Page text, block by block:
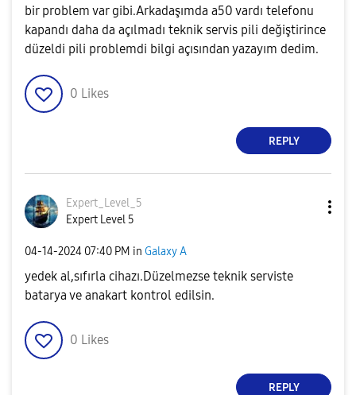
bir problem var gibi.Arkadaşımda a50 vardı telefonu
kapandı daha da açılmadı teknik servis pili değiştirince
düzeldi pili problemdi bilgi açısından yazayım dedim.
0 Likes
REPLY
Expert_Level_5
Expert Level 5
‎04-14-2024 07:40 PM in Galaxy A
yedek al,sıfırla cihazı.Düzelmezse teknik serviste
batarya ve anakart kontrol edilsin.
0 Likes
REPLY